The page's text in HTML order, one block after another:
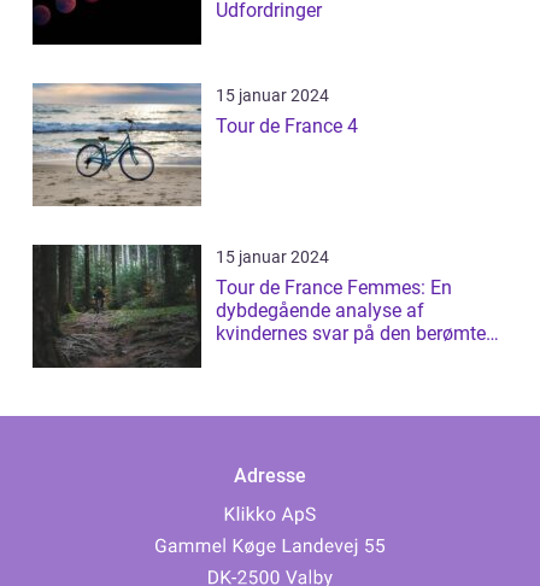
Udfordringer
15 januar 2024
Tour de France 4
15 januar 2024
Tour de France Femmes: En
dybdegående analyse af
kvindernes svar på den berømte
Adresse